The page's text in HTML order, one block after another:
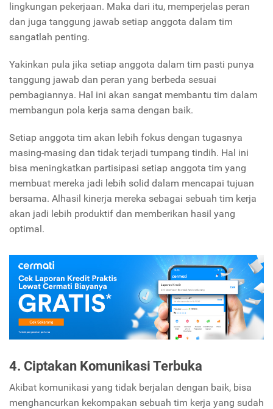
lingkungan pekerjaan. Maka dari itu, memperjelas peran
dan juga tanggung jawab setiap anggota dalam tim
sangatlah penting.
Yakinkan pula jika setiap anggota dalam tim pasti punya
tanggung jawab dan peran yang berbeda sesuai
pembagiannya. Hal ini akan sangat membantu tim dalam
membangun pola kerja sama dengan baik.
Setiap anggota tim akan lebih fokus dengan tugasnya
masing-masing dan tidak terjadi tumpang tindih. Hal ini
bisa meningkatkan partisipasi setiap anggota tim yang
membuat mereka jadi lebih solid dalam mencapai tujuan
bersama. Alhasil kinerja mereka sebagai sebuah tim kerja
akan jadi lebih produktif dan memberikan hasil yang
optimal.
4. Ciptakan Komunikasi Terbuka
Akibat komunikasi yang tidak berjalan dengan baik, bisa
menghancurkan kekompakan sebuah tim kerja yang sudah